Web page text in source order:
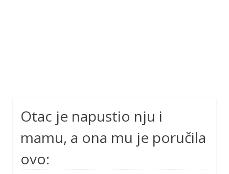
Otac je napustio nju i
mamu, a ona mu je poručila
ovo: